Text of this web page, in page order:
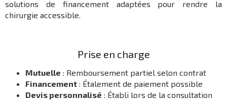
solutions de financement adaptées pour rendre la
chirurgie accessible.
Prise en charge
Mutuelle : Remboursement partiel selon contrat
Financement : Étalement de paiement possible
Devis personnalisé : Établi lors de la consultation